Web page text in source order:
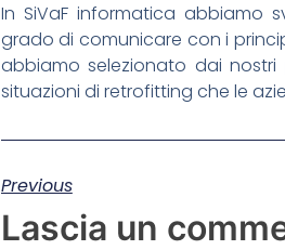
In SiVaF informatica abbiamo
grado di comunicare con i
abbiamo selezionato dai
situazioni di retrofitting che le
Previous
Lascia un